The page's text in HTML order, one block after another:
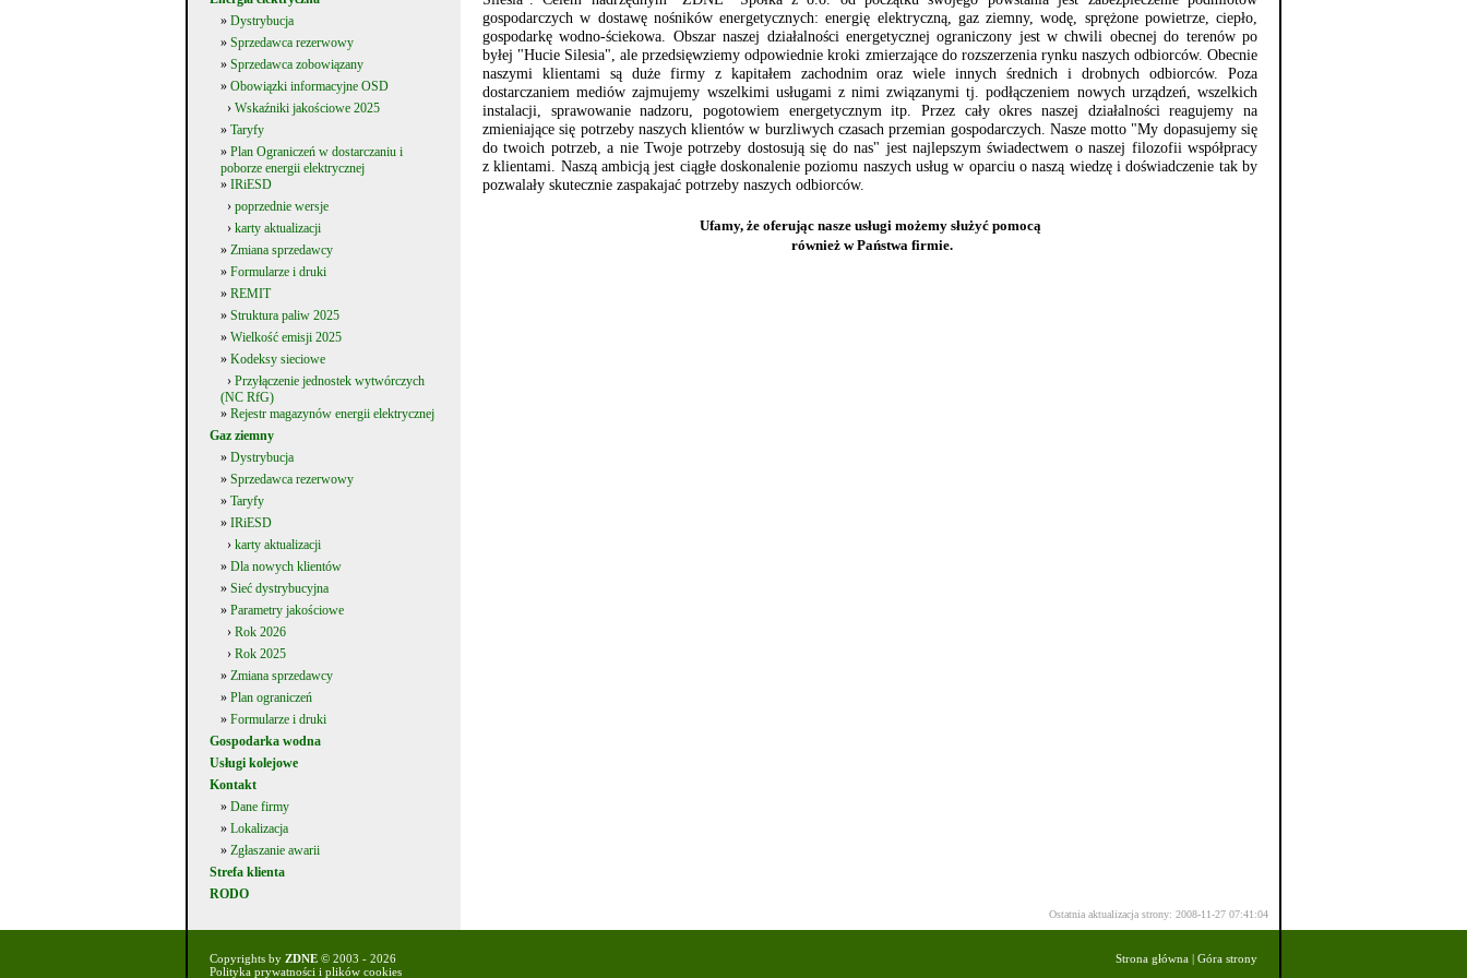
» Dystrybucja
» Sprzedawca rezerwowy
» Sprzedawca zobowiązany
» Obowiązki informacyjne OSD
› Wskaźniki jakościowe 2025
» Taryfy
» Plan Ograniczeń w dostarczaniu i
poborze energii elektrycznej
» IRiESD
› poprzednie wersje
› karty aktualizacji
» Zmiana sprzedawcy
» Formularze i druki
» REMIT
» Struktura paliw 2025
» Wielkość emisji 2025
» Kodeksy sieciowe
› Przyłączenie jednostek wytwórczych
(NC RfG)
» Rejestr magazynów energii elektrycznej
Gaz ziemny
» Dystrybucja
» Sprzedawca rezerwowy
» Taryfy
» IRiESD
› karty aktualizacji
» Dla nowych klientów
» Sieć dystrybucyjna
» Parametry jakościowe
› Rok 2026
› Rok 2025
» Zmiana sprzedawcy
» Plan ograniczeń
» Formularze i druki
Gospodarka wodna
Usługi kolejowe
Kontakt
» Dane firmy
» Lokalizacja
» Zgłaszanie awarii
Strefa klienta
RODO
gospodarczych w dostawę nośników energetycznych: energię elektryczną, gaz ziemny, wodę, sprężone powietrze, ciepło,
gospodarkę wodno-ściekowa. Obszar naszej działalności energetycznej ograniczony jest w chwili obecnej do terenów po
byłej "Hucie Silesia", ale przedsięwziemy odpowiednie kroki zmierzające do rozszerzenia rynku naszych odbiorców. Obecnie
naszymi klientami są duże firmy z kapitałem zachodnim oraz wiele innych średnich i drobnych odbiorców. Poza
dostarczaniem mediów zajmujemy wszelkimi usługami z nimi związanymi tj. podłączeniem nowych urządzeń, wszelkich
instalacji, sprawowanie nadzoru, pogotowiem energetycznym itp. Przez cały okres naszej działalności reagujemy na
zmieniające się potrzeby naszych klientów w burzliwych czasach przemian gospodarczych. Nasze motto "My dopasujemy się
do twoich potrzeb, a nie Twoje potrzeby dostosują się do nas" jest najlepszym świadectwem o naszej filozofii współpracy
z klientami. Naszą ambicją jest ciągłe doskonalenie poziomu naszych usług w oparciu o naszą wiedzę i doświadczenie tak by
pozwalały skutecznie zaspakajać potrzeby naszych odbiorców.
Ufamy, że oferując nasze usługi możemy służyć pomocą
również w Państwa firmie.
Ostatnia aktualizacja strony: 2008-11-27 07:41:04
Copyrights by ZDNE © 2003 - 2026
Polityka prywatności i plików cookies
Strona główna | Góra strony